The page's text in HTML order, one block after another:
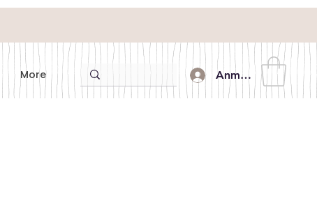
More Anmelden